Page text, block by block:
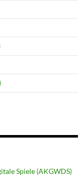
Spiele (AKGWDS)